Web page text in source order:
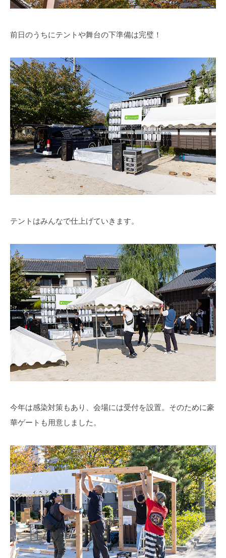
前日のうちにテントや舞台の下準備は完璧！
テントはみんなで仕上げていきます。
今年は感染対策もあり、会場には受付を設置。そのために豪
華ゲートも用意しました。